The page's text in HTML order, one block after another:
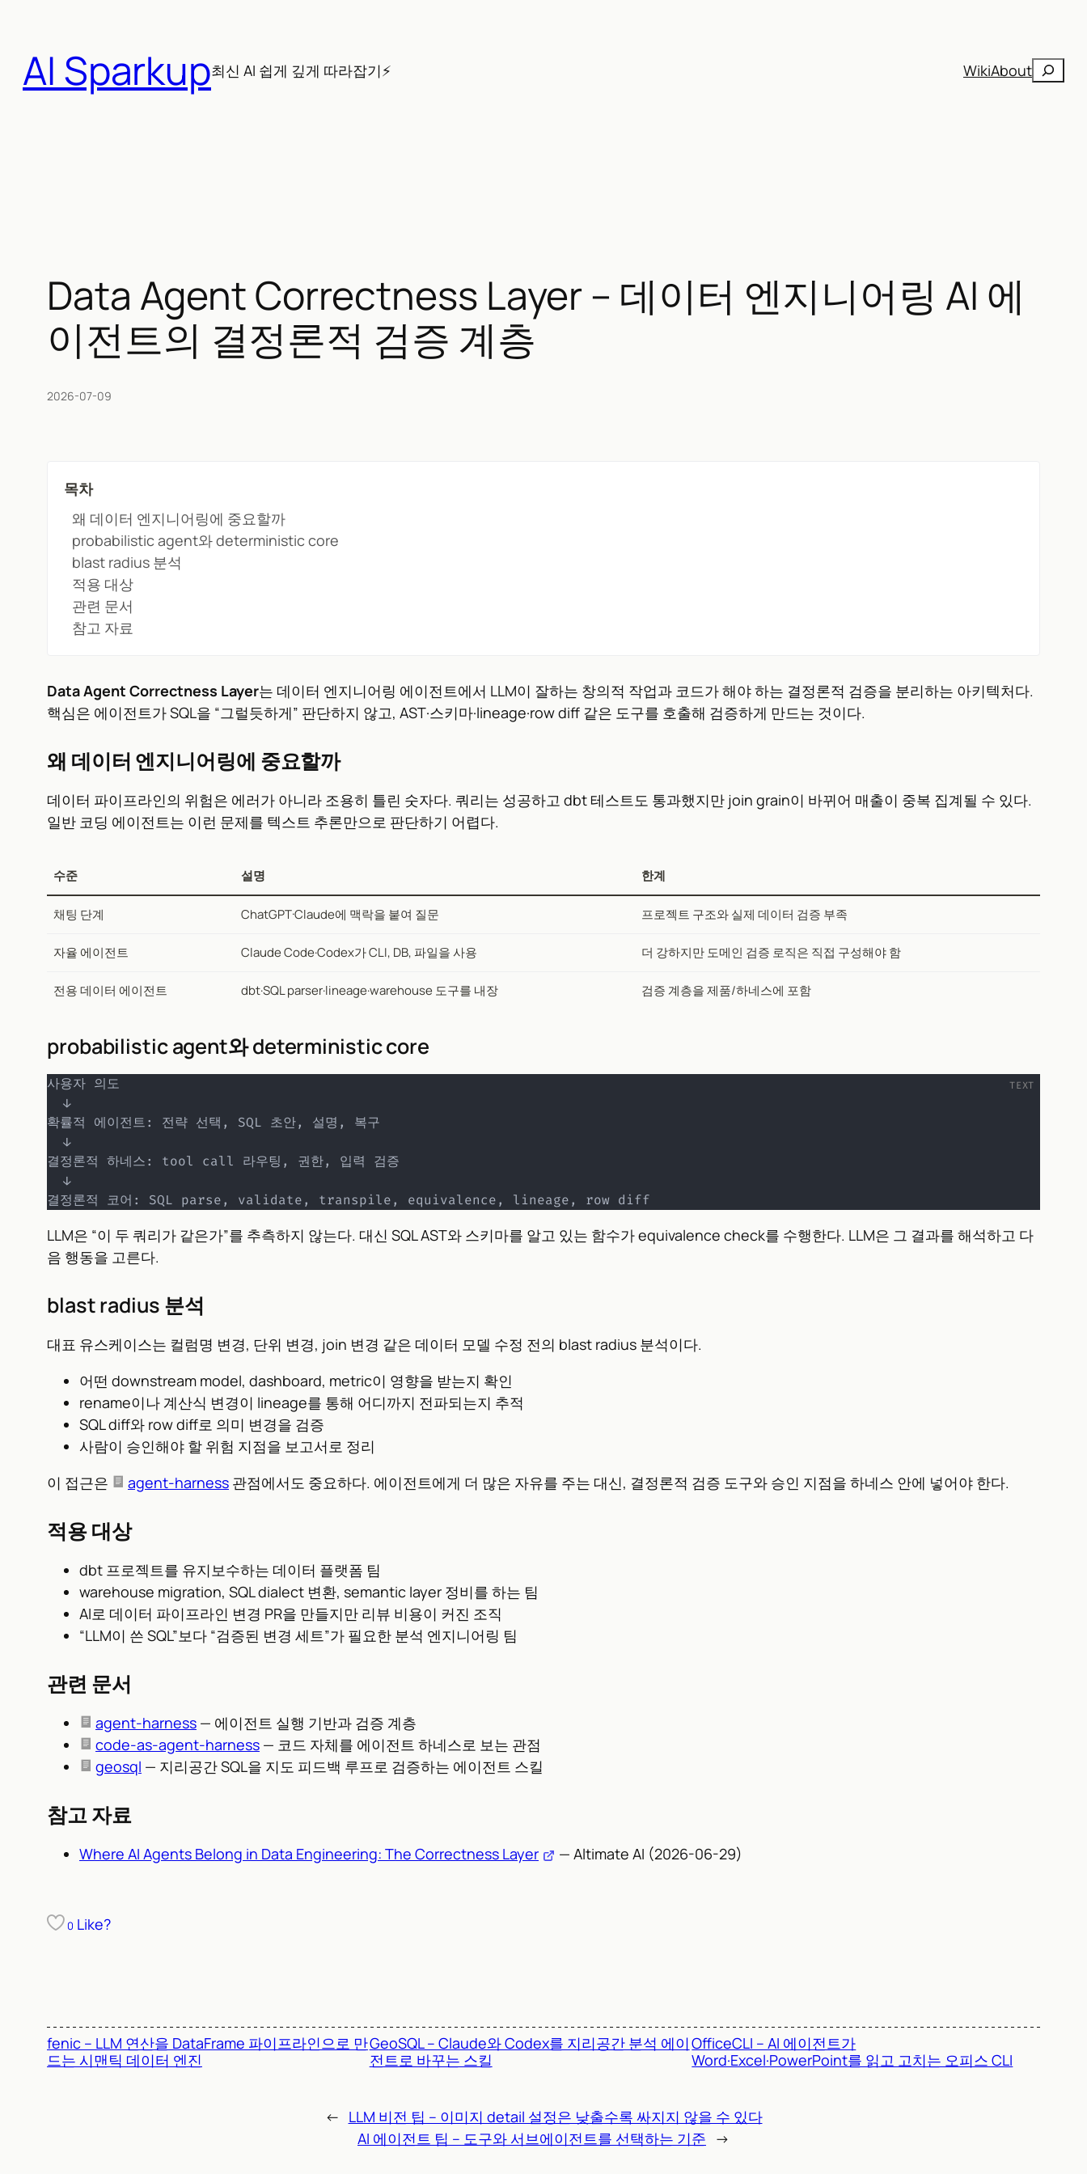
AI Sparkup최신 AI 쉽게 깊게 따라잡기⚡ WikiAbout검
Data Agent Correctness Layer – 데이터 엔지니어링 AI 에
이전트의 결정론적 검증 계층
2026-07-09
목차
왜 데이터 엔지니어링에 중요할까
probabilistic agent와 deterministic core
blast radius 분석
적용 대상
관련 문서
참고 자료
Data Agent Correctness Layer는 데이터 엔지니어링 에이전트에서 LLM이 잘하는 창의적 작업과 코드가 해야 하는 결정론적 검증을 분리하는 아키텍처다.
핵심은 에이전트가 SQL을 “그럴듯하게” 판단하지 않고, AST·스키마·lineage·row diff 같은 도구를 호출해 검증하게 만드는 것이다.
왜 데이터 엔지니어링에 중요할까
데이터 파이프라인의 위험은 에러가 아니라 조용히 틀린 숫자다. 쿼리는 성공하고 dbt 테스트도 통과했지만 join grain이 바뀌어 매출이 중복 집계될 수 있다.
일반 코딩 에이전트는 이런 문제를 텍스트 추론만으로 판단하기 어렵다.
수준 설명 한계
채팅 단계 ChatGPT·Claude에 맥락을 붙여 질문 프로젝트 구조와 실제 데이터 검증 부족
자율 에이전트 Claude Code·Codex가 CLI, DB, 파일을 사용 더 강하지만 도메인 검증 로직은 직접 구성해야 함
전용 데이터 에이전트 dbt·SQL parser·lineage·warehouse 도구를 내장 검증 계층을 제품/하네스에 포함
probabilistic agent와 deterministic core
사용자 의도
확률적 에이전트: 전략 선택, SQL 초안, 설명, 복구
결정론적 하네스: tool call 라우팅, 권한, 입력 검증
결정론적 코어: SQL parse, validate, transpile, equivalence, lineage, row diff
LLM은 “이 두 쿼리가 같은가”를 추측하지 않는다. 대신 SQL AST와 스키마를 알고 있는 함수가 equivalence check를 수행한다. LLM은 그 결과를 해석하고 다
음 행동을 고른다.
blast radius 분석
대표 유스케이스는 컬럼명 변경, 단위 변경, join 변경 같은 데이터 모델 수정 전의 blast radius 분석이다.
어떤 downstream model, dashboard, metric이 영향을 받는지 확인
rename이나 계산식 변경이 lineage를 통해 어디까지 전파되는지 추적
SQL diff와 row diff로 의미 변경을 검증
사람이 승인해야 할 위험 지점을 보고서로 정리
이 접근은
agent-harness 관점에서도 중요하다. 에이전트에게 더 많은 자유를 주는 대신, 결정론적 검증 도구와 승인 지점을 하네스 안에 넣어야 한다.
적용 대상
dbt 프로젝트를 유지보수하는 데이터 플랫폼 팀
warehouse migration, SQL dialect 변환, semantic layer 정비를 하는 팀
AI로 데이터 파이프라인 변경 PR을 만들지만 리뷰 비용이 커진 조직
“LLM이 쓴 SQL”보다 “검증된 변경 세트”가 필요한 분석 엔지니어링 팀
관련 문서
agent-harness — 에이전트 실행 기반과 검증 계층
code-as-agent-harness — 코드 자체를 에이전트 하네스로 보는 관점
geosql — 지리공간 SQL을 지도 피드백 루프로 검증하는 에이전트 스킬
참고 자료
Where AI Agents Belong in Data Engineering: The Correctness Layer — Altimate AI (2026-06-29)
0 Like?
fenic – LLM 연산을 DataFrame 파이프라인으로 만
드는 시맨틱 데이터 엔진
GeoSQL – Claude와 Codex를 지리공간 분석 에이
전트로 바꾸는 스킬
OfficeCLI – AI 에이전트가
Word·Excel·PowerPoint를 읽고 고치는 오피스 CLI
← LLM 비전 팁 – 이미지 detail 설정은 낮출수록 싸지지 않을 수 있다
AI 에이전트 팁 – 도구와 서브에이전트를 선택하는 기준 →